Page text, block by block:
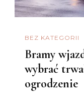
BEZ KATEGORII
Bramy
wybrać
ogrodzenie